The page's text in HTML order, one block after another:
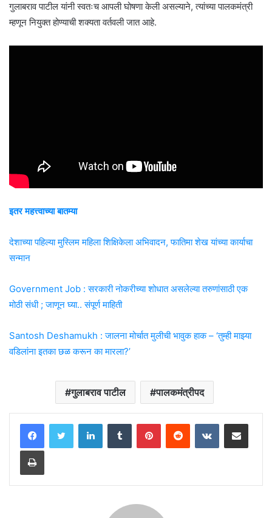
गुलाबराव पाटील यांनी स्वतःच आपली घोषणा केली असल्याने, त्यांच्या पालकमंत्री
म्हणून नियुक्त होण्याची शक्यता वर्तवली जात आहे.
इतर महत्त्वाच्या बातम्या
देशाच्या पहिल्या मुस्लिम महिला शिक्षिकेला अभिवादन, फातिमा शेख यांच्या कार्याचा
सन्मान
Government Job : सरकारी नोकरीच्या शोधात असलेल्या तरुणांसाठी एक
मोठी संधी ; जाणून घ्या.. संपूर्ण माहिती
Santosh Deshamukh : जालना मोर्चात मुलीची भावुक हाक – ‘तुम्ही माझ्या
वडिलांना इतका छळ करून का मारला?’
गुलाबराव पाटील पालकमंत्रीपद
LinkedInTumblr PinterestReddit VKontakteShare via Email
Print